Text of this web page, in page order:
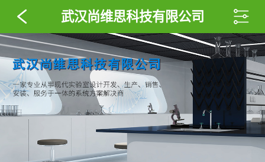
武汉尚维思科技有限公司